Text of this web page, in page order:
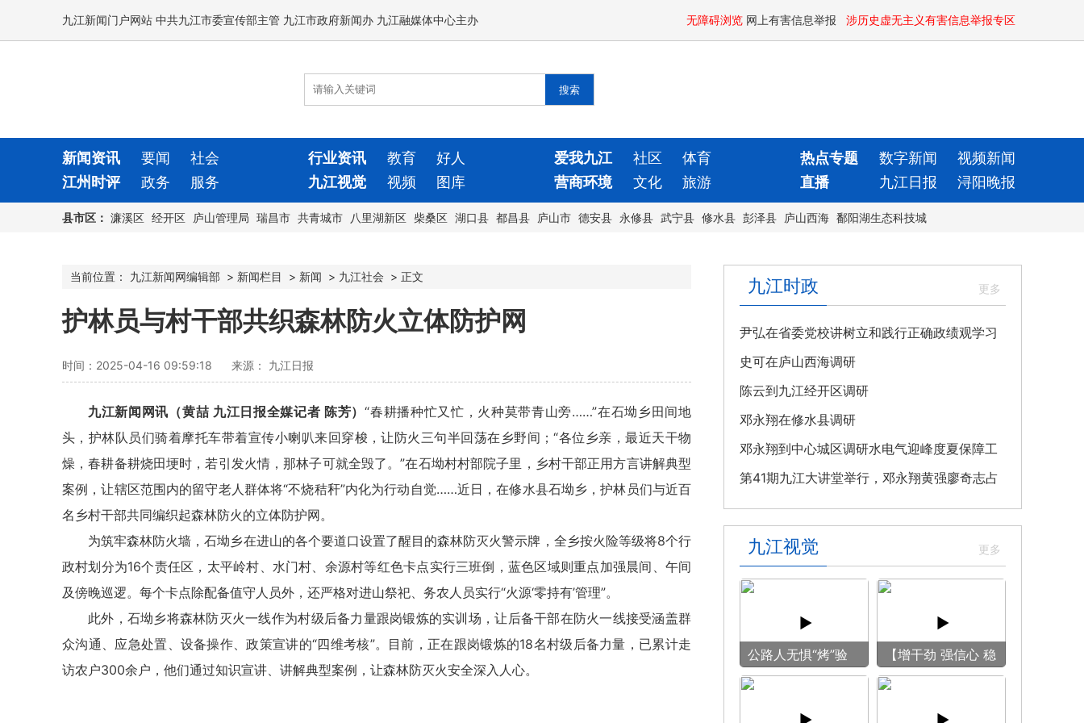
九江新闻门户网站 中共九江市委宣传部主管 九江市政府新闻办 九江融媒体中心主办 无障碍浏览 网上有害信息举报 涉历史虚无主义有害信息举报专区
新闻资讯 要闻 社会 行业资讯 教育 好人 爱我九江 社区 体育 热点专题 数字新闻
视频新闻
江州时评
政务 服务 九江视觉 视频 图库 营商环境 文化 旅游 直播 九江日报 浔阳晚报
县市区： 濂溪区 经开区 庐山管理局 瑞昌市 共青城市 八里湖新区 柴桑区 湖口县 都昌县 庐山市 德安县 永修县 武宁县 修水县 彭泽县 庐山西海 鄱阳湖生态科技城
当前位置： 九江新闻网编辑部 > 新闻栏目 > 新闻 > 九江社会 > 正文
护林员与村干部共织森林防火立体防护网
时间：2025-04-16 09:59:18 来源： 九江日报
九江新闻网讯（黄喆 九江日报全媒记者 陈芳）“春耕播种忙又忙，火种莫带青山旁……”在石坳乡田间地
头，护林队员们骑着摩托车带着宣传小喇叭来回穿梭，让防火三句半回荡在乡野间；“各位乡亲，最近天干物
燥，春耕备耕烧田埂时，若引发火情，那林子可就全毁了。”在石坳村村部院子里，乡村干部正用方言讲解典型
案例，让辖区范围内的留守老人群体将“不烧秸秆”内化为行动自觉……近日，在修水县石坳乡，护林员们与近百
名乡村干部共同编织起森林防火的立体防护网。
为筑牢森林防火墙，石坳乡在进山的各个要道口设置了醒目的森林防灭火警示牌，全乡按火险等级将8个行
政村划分为16个责任区，太平岭村、水门村、余源村等红色卡点实行三班倒，蓝色区域则重点加强晨间、午间
及傍晚巡逻。每个卡点除配备值守人员外，还严格对进山祭祀、务农人员实行“火源‘零持有’管理”。
此外，石坳乡将森林防灭火一线作为村级后备力量跟岗锻炼的实训场，让后备干部在防火一线接受涵盖群
众沟通、应急处置、设备操作、政策宣讲的“四维考核”。目前，正在跟岗锻炼的18名村级后备力量，已累计走
访农户300余户，他们通过知识宣讲、讲解典型案例，让森林防灭火安全深入人心。
九江时政
尹弘在省委党校讲树立和践行正确政绩观学习
教育专题党课
史可在庐山西海调研
陈云到九江经开区调研
邓永翔在修水县调研
邓永翔到中心城区调研水电气迎峰度夏保障工
作
第41期九江大讲堂举行，邓永翔黄强廖奇志占
勇出席
九江视觉
公路人无惧“烤”验
守护畅安旅途
【增干劲 强信心 稳
预期】赏古风游